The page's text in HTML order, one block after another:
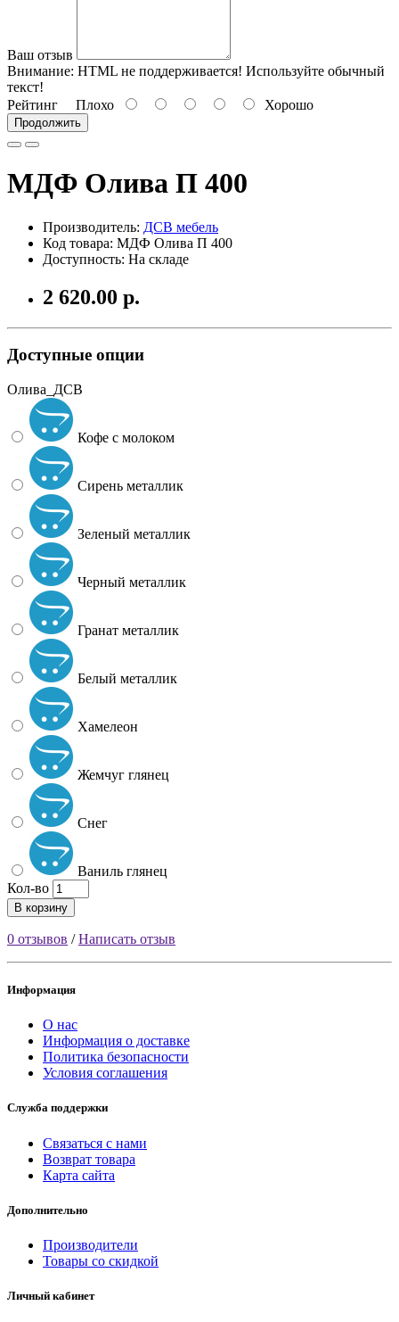
Ваш отзыв
Внимание: HTML не поддерживается! Используйте обычный
текст!
Рейтинг Плохо Хорошо
Продолжить
МДФ Олива П 400
Производитель: ДСВ мебель
Код товара: МДФ Олива П 400
Доступность: На складе
2 620.00 р.
Доступные опции
Олива_ДСВ
Кофе с молоком
Сирень металлик
Зеленый металлик
Черный металлик
Гранат металлик
Белый металлик
Хамелеон
Жемчуг глянец
Снег
Ваниль глянец
Кол-во
В корзину
0 отзывов /Написать отзыв
Информация
О нас
Информация о доставке
Политика безопасности
Условия соглашения
Служба поддержки
Связаться с нами
Возврат товара
Карта сайта
Дополнительно
Производители
Товары со скидкой
Личный кабинет